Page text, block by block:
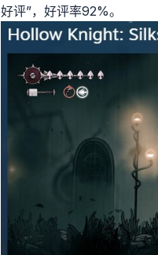
好评”，好评率92%。